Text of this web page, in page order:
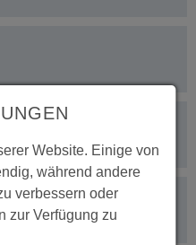
Website. Einige von
während andere
verbessern oder
zur Verfügung zu